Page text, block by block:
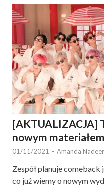
[AKTUALIZACJA]
nowym materiałem
01/11/2021 - Amanda
Zespół planuje comeback
co już wiemy o nowym